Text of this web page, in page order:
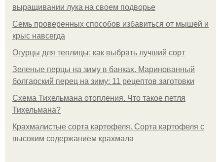
выращивании лука на своем подворье
Семь проверенных способов избавиться от мышей и
крыс навсегда
Огурцы для теплицы: как выбрать лучший сорт
Зеленые перцы на зиму в банках. Маринованный
болгарский перец на зиму: 11 рецептов заготовки
Схема Тихельмана отопления. Что такое петля
Тихельмана?
Крахмалистые сорта картофеля. Сорта картофеля с
высоким содержанием крахмала